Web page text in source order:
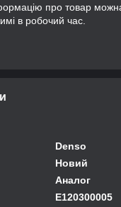
про товар
в робочий час.
Denso
Новий
Аналог
E120300005